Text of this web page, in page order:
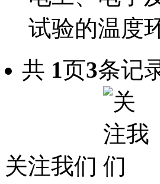
试验的温度
共 1页3条记
关注我们